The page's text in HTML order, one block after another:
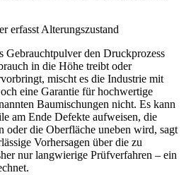
­erfasst Alterungszustand
Gebrauchtpulver den Druckprozess
in die Höhe treibt oder
mischt es die Industrie mit
eine Garantie für hochwertige
Baumischungen nicht. Es kann
am Ende Defekte aufweisen, die
oder die Oberfläche uneben wird, sagt
Vorhersagen über die zu
nur langwierige Prüfverfahren – ein